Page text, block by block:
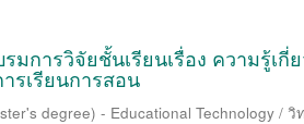
การวิจัยชั้นเรียนเรื่อง ความรู้เกี่
รเรียนการสอน
degree) - Educational Technology /